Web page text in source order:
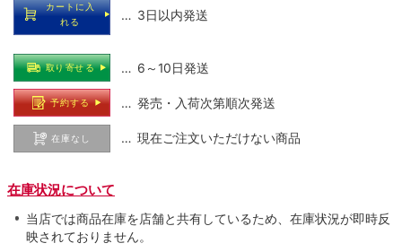
カートに入
れる
… 3日以内発送
取り寄せる … 6～10日発送
予約する … 発売・入荷次第順次発送
在庫なし … 現在ご注文いただけない商品
在庫状況について
当店では商品在庫を店舗と共有しているため、在庫状況が即時反
映されておりません。